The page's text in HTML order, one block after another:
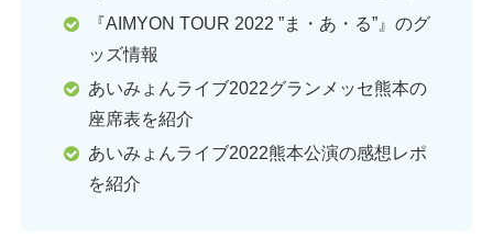
『AIMYON TOUR 2022 ”ま・あ・る”』のグ
ッズ情報
あいみょんライブ2022グランメッセ熊本の
座席表を紹介
あいみょんライブ2022熊本公演の感想レポ
を紹介